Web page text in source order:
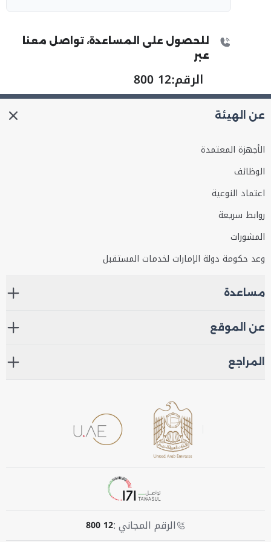
للحصول على المساعدة، تواصل معنا
عبر
الرقم:800 12
عن الهيئة
الأجهزة المعتمدة
الوظائف
اعتماد النوعية
روابط سريعة
المشورات
وعد حكومة دولة الإمارات لخدمات المستقبل
مساعدة
عن الموقع
المراجع
الرقم المجاني :800 12